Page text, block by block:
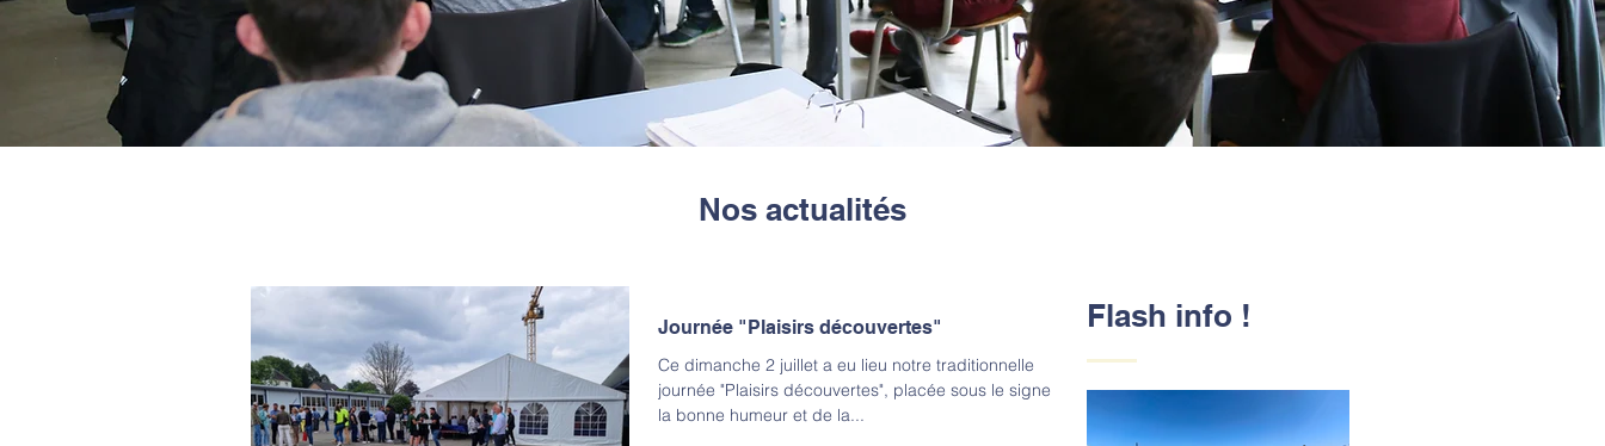
Nos actualités
Flash info !
Journée "Plaisirs découvertes"
Ce dimanche 2 juillet a eu lieu notre traditionnelle
journée "Plaisirs découvertes", placée sous le signe de
la bonne humeur et de la...